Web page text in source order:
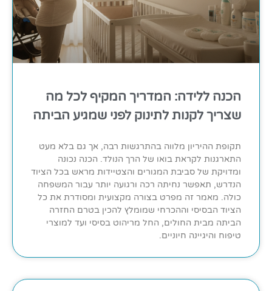
הכנה ללידה: המדריך המקיף לכל מה
שצריך לקנות לתינוק לפני שמגיע הביתה
תקופת ההיריון מלווה בהתרגשות רבה, אך גם בלא מעט
התארגנות לקראת בואו של הרך הנולד. הכנה נכונה
ומדויקת של סביבת המגורים והצטיידות מראש בכל הציוד
הנדרש, תאפשר נחיתה רכה ורגועה יותר עבור המשפחה
כולה. מאמר זה מפרט בצורה מקצועית ומסודרת את כל
הציוד הבסיסי וההכרחי שמומלץ להכין בטרם החזרה
הביתה מבית החולים, החל מריהוט בסיסי ועד למוצרי
טיפוח והיגיינה חיוניים.